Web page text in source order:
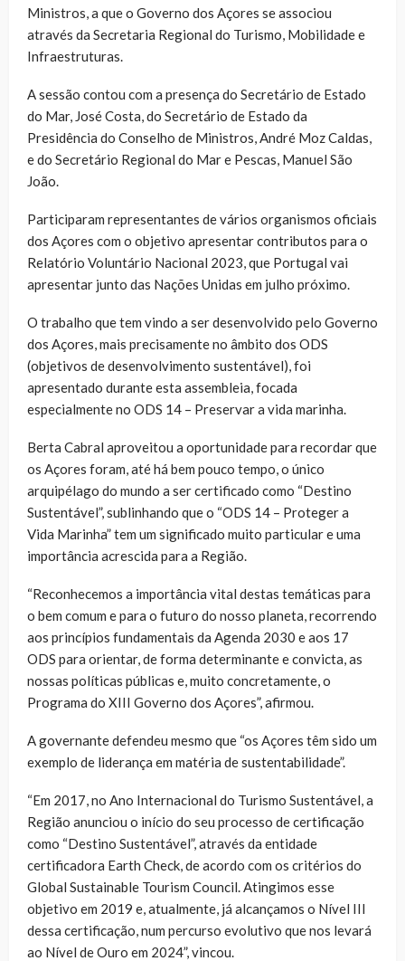
Ministros, a que o Governo dos Açores se associou
através da Secretaria Regional do Turismo, Mobilidade e
Infraestruturas.
A sessão contou com a presença do Secretário de Estado
do Mar, José Costa, do Secretário de Estado da
Presidência do Conselho de Ministros, André Moz Caldas,
e do Secretário Regional do Mar e Pescas, Manuel São
João.
Participaram representantes de vários organismos oficiais
dos Açores com o objetivo apresentar contributos para o
Relatório Voluntário Nacional 2023, que Portugal vai
apresentar junto das Nações Unidas em julho próximo.
O trabalho que tem vindo a ser desenvolvido pelo Governo
dos Açores, mais precisamente no âmbito dos ODS
(objetivos de desenvolvimento sustentável), foi
apresentado durante esta assembleia, focada
especialmente no ODS 14 – Preservar a vida marinha.
Berta Cabral aproveitou a oportunidade para recordar que
os Açores foram, até há bem pouco tempo, o único
arquipélago do mundo a ser certificado como “Destino
Sustentável”, sublinhando que o “ODS 14 – Proteger a
Vida Marinha” tem um significado muito particular e uma
importância acrescida para a Região.
“Reconhecemos a importância vital destas temáticas para
o bem comum e para o futuro do nosso planeta, recorrendo
aos princípios fundamentais da Agenda 2030 e aos 17
ODS para orientar, de forma determinante e convicta, as
nossas políticas públicas e, muito concretamente, o
Programa do XIII Governo dos Açores”, afirmou.
A governante defendeu mesmo que “os Açores têm sido um
exemplo de liderança em matéria de sustentabilidade”.
“Em 2017, no Ano Internacional do Turismo Sustentável, a
Região anunciou o início do seu processo de certificação
como “Destino Sustentável”, através da entidade
certificadora Earth Check, de acordo com os critérios do
Global Sustainable Tourism Council. Atingimos esse
objetivo em 2019 e, atualmente, já alcançamos o Nível III
dessa certificação, num percurso evolutivo que nos levará
ao Nível de Ouro em 2024”, vincou.